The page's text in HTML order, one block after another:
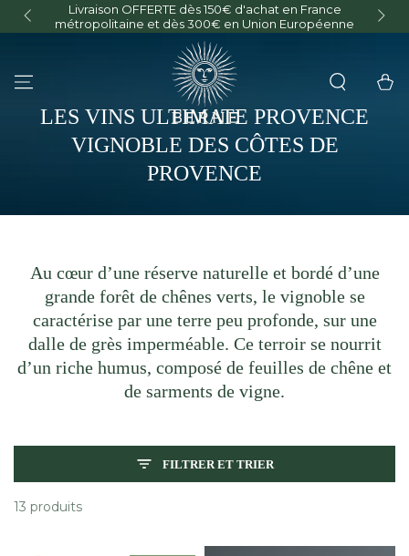
IGNORER LE
CONTENU
Livraison OFFERTE dès 150€ d'achat en France
métropolitaine et dès 300€ en Union Européenne
Panier
COLLECTION:
LES VINS ULTIMATE PROVENCE
VIGNOBLE DES CÔTES DE
PROVENCE
Au cœur d’une réserve naturelle et bordé d’une
grande forêt de chênes verts, le vignoble se
caractérise par une terre peu profonde, sur une
dalle de grès imperméable. Ce terroir se nourrit
d’un riche humus, composé de feuilles de chêne et
de sarments de vigne.
FILTRER ET TRIER
13 produits